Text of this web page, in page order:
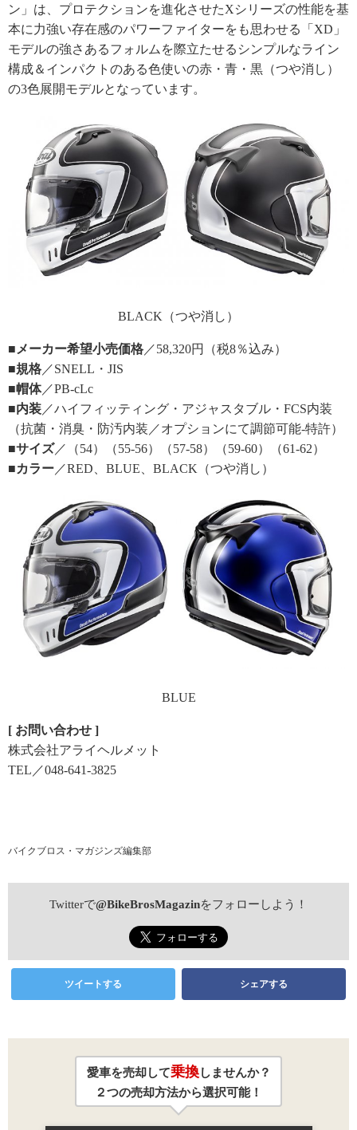
ン」は、プロテクションを進化させたXシリーズの性能を基
本に力強い存在感のパワーファイターをも思わせる「XD」
モデルの強さあるフォルムを際立たせるシンプルなライン
構成＆インパクトのある色使いの赤・青・黒（つや消し）
の3色展開モデルとなっています。
BLACK（つや消し）
■メーカー希望小売価格 ／58,320円（税8％込み）
■規格 ／SNELL・JIS
■帽体／PB-cLc
■内装 ／ハイフィッティング・アジャスタブル・FCS内装
（抗菌・消臭・防汚内装／オプションにて調節可能‐特許）
■サイズ／（54）（55-56）（57-58）（59-60）（61-62）
■カラー ／RED、BLUE、BLACK（つや消し）
BLUE
[ お問い合わせ ]
株式会社アライヘルメット
TEL／048-641-3825
バイクブロス・マガジンズ編集部
Twitterで@BikeBrosMagazinをフォローしよう！
ツイートする シェアする
愛車を売却して乗換しませんか？
２つの売却方法から選択可能！